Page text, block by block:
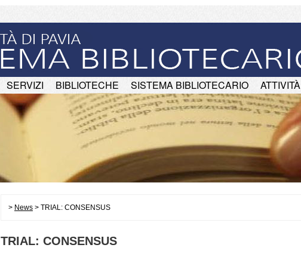
SERVIZI BIBLIOTECHE SISTEMA BIBLIOTECARIO ATTIVITÀ
> News > TRIAL: CONSENSUS
TRIAL: CONSENSUS